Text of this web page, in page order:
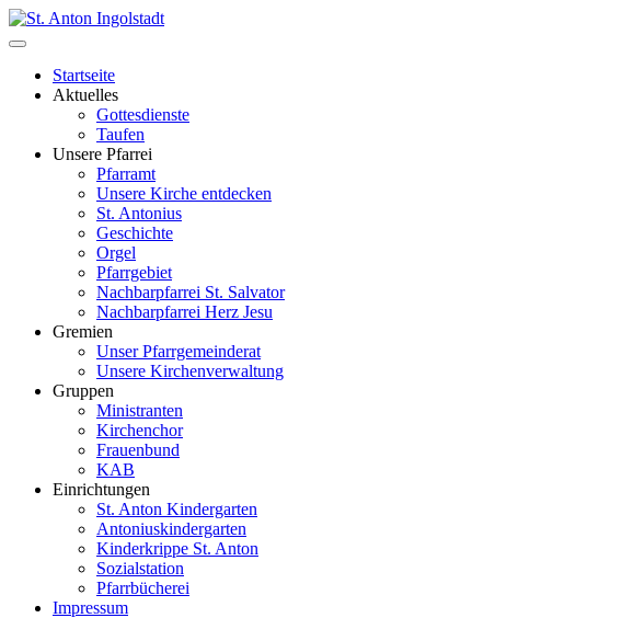
Startseite
Aktuelles
Gottesdienste
Taufen
Unsere Pfarrei
Pfarramt
Unsere Kirche entdecken
St. Antonius
Geschichte
Orgel
Pfarrgebiet
Nachbarpfarrei St. Salvator
Nachbarpfarrei Herz Jesu
Gremien
Unser Pfarrgemeinderat
Unsere Kirchenverwaltung
Gruppen
Ministranten
Kirchenchor
Frauenbund
KAB
Einrichtungen
St. Anton Kindergarten
Antoniuskindergarten
Kinderkrippe St. Anton
Sozialstation
Pfarrbücherei
Impressum